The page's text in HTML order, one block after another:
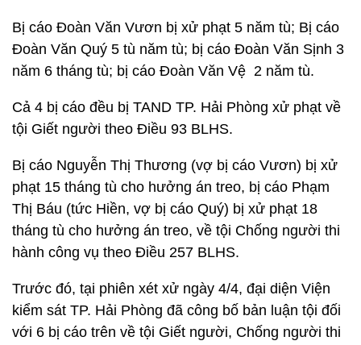
Bị cáo Đoàn Văn Vươn bị xử phạt 5 năm tù; Bị cáo
Đoàn Văn Quý 5 tù năm tù; bị cáo Đoàn Văn Sịnh 3
năm 6 tháng tù; bị cáo Đoàn Văn Vệ 2 năm tù.
Cả 4 bị cáo đều bị TAND TP. Hải Phòng xử phạt về
tội Giết người theo Điều 93 BLHS.
Bị cáo Nguyễn Thị Thương (vợ bị cáo Vươn) bị xử
phạt 15 tháng tù cho hưởng án treo, bị cáo Phạm
Thị Báu (tức Hiền, vợ bị cáo Quý) bị xử phạt 18
tháng tù cho hưởng án treo, về tội Chống người thi
hành công vụ theo Điều 257 BLHS.
Trước đó, tại phiên xét xử ngày 4/4, đại diện Viện
kiểm sát TP. Hải Phòng đã công bố bản luận tội đối
với 6 bị cáo trên về tội Giết người, Chống người thi